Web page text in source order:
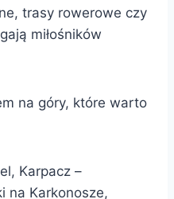
trasy rowerowe czy
miłośników
na góry, które warto
Karpacz –
na Karkonosze,